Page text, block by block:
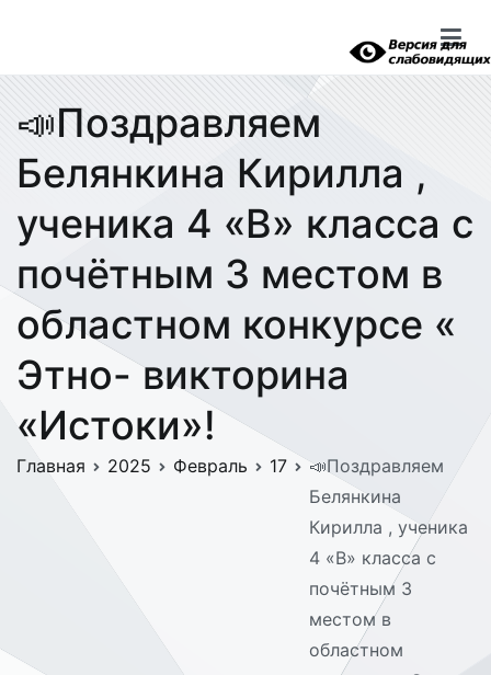
📣Поздравляем
Белянкина Кирилла ,
ученика 4 «В» класса с
почётным 3 местом в
областном конкурсе «
Этно- викторина
«Истоки»!
Главная 2025 Февраль 17
📣Поздравляем
Белянкина
Кирилла , ученика
4 «В» класса с
почётным 3
местом в
областном